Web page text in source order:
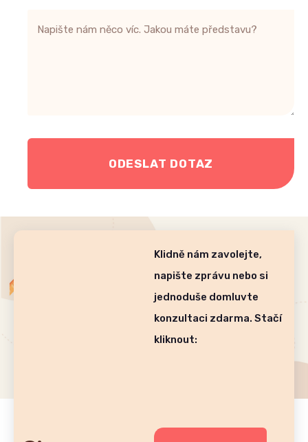
ODESLAT DOTAZ
Klidně nám zavolejte,
napište zprávu nebo si
jednoduše domluvte
konzultaci zdarma. Stačí
kliknout: